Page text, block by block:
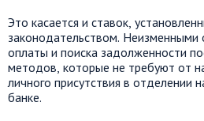
Это касается и ставок,
законодательством. Неизменными
оплаты и поиска задолженности
методов, которые не требуют от
личного присутствия в отделении
банке.